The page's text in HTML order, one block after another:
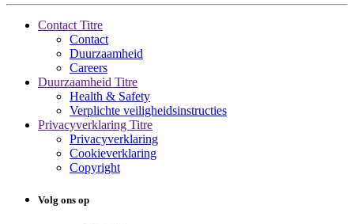
Contact Titre
Contact
Duurzaamheid
Careers
Duurzaamheid Titre
Health & Safety
Verplichte veiligheidsinstructies
Privacyverklaring Titre
Privacyverklaring
Cookieverklaring
Copyright
Volg ons op